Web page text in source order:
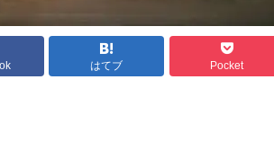
はてブ Pocket